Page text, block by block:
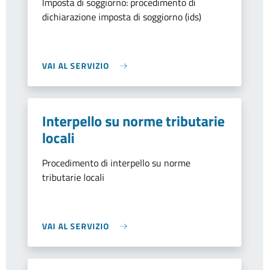
dichiarazione imposta di soggiorno (ids)
VAI AL SERVIZIO
Interpello su norme tributarie
locali
Procedimento di interpello su norme
tributarie locali
VAI AL SERVIZIO